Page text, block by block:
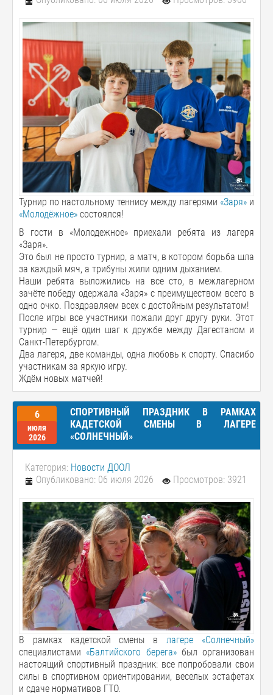
Турнир по настольному теннису между лагерями «Заря» и
«Молодёжное» состоялся!
В гости в «Молодежное» приехали ребята из лагеря
«Заря».
Это был не просто турнир, а матч, в котором борьба шла
за каждый мяч, а трибуны жили одним дыханием.
Наши ребята выложились на все сто, в межлагерном
зачёте победу одержала «Заря» с преимуществом всего в
одно очко. Поздравляем всех с достойным результатом!
После игры все участники пожали друг другу руки. Этот
турнир — ещё один шаг к дружбе между Дагестаном и
Санкт-Петербургом.
Два лагеря, две команды, одна любовь к спорту. Спасибо
участникам за яркую игру.
Ждём новых матчей!
6
июля
2026
СПОРТИВНЫЙ ПРАЗДНИК В РАМКАХ
КАДЕТСКОЙ СМЕНЫ В ЛАГЕРЕ
«СОЛНЕЧНЫЙ»
Категория: Новости ДООЛ
Опубликовано: 06 июля 2026
Просмотров: 3921
В рамках кадетской смены влагере «Солнечный»
специалистами «Балтийского берега»был организован
настоящий спортивный праздник: все попробовали свои
силы в спортивном ориентировании, веселых эстафетах
и сдаче нормативов ГТО.